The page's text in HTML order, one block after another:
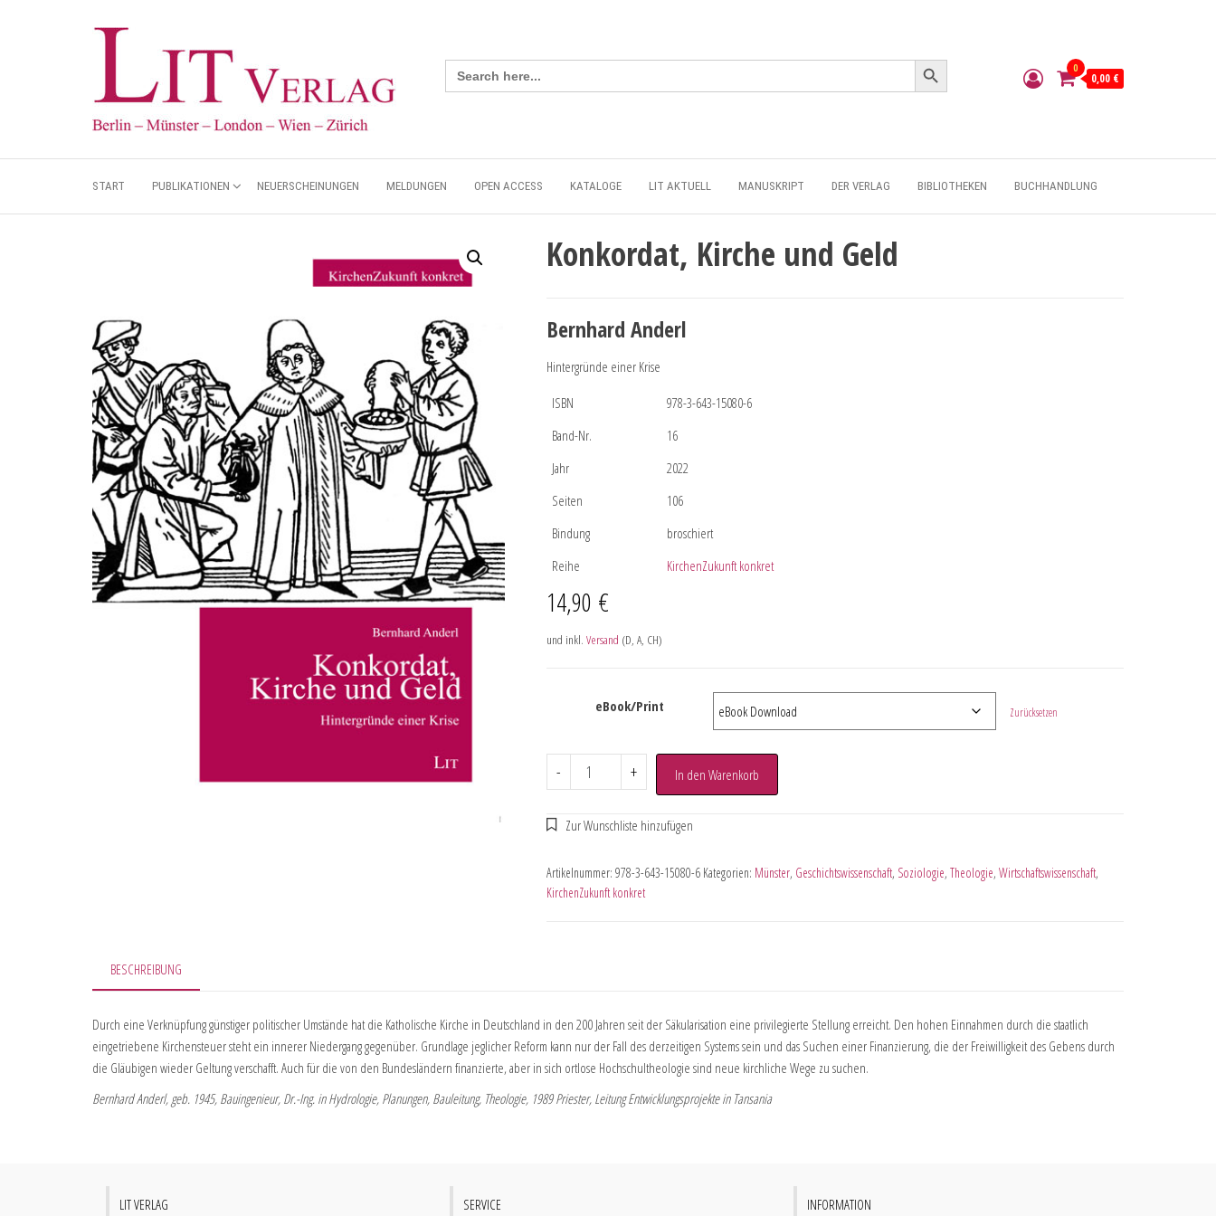
Search
for:
Search Button
0
0,00 €
START PUBLIKATIONEN NEUERSCHEINUNGEN MELDUNGEN OPEN ACCESS KATALOGE LIT AKTUELL MANUSKRIPT DER VERLAG BIBLIOTHEKEN BUCHHANDLUNG
Konkordat, Kirche und Geld
Bernhard Anderl
Hintergründe einer Krise
ISBN
978-3-643-15080-6
Band-Nr.
16
Jahr
2022
Seiten
106
Bindung
broschiert
Reihe
KirchenZukunft konkret
14,90 €
und inkl. Versand (D, A, CH)
eBook/Print Zurücksetzen
- + In den Warenkorb
Artikelnummer: 978-3-643-15080-6 Kategorien: Münster, Geschichtswissenschaft, Soziologie, Theologie, Wirtschaftswissenschaft,
KirchenZukunft konkret
BESCHREIBUNG
Durch eine Verknüpfung günstiger politischer Umstände hat die Katholische Kirche in Deutschland in den 200 Jahren seit der Säkularisation eine privilegierte Stellung erreicht. Den hohen Einnahmen durch die staatlich
eingetriebene Kirchensteuer steht ein innerer Niedergang gegenüber. Grundlage jeglicher Reform kann nur der Fall des derzeitigen Systems sein und das Suchen einer Finanzierung, die der Freiwilligkeit des Gebens durch
die Gläubigen wieder Geltung verschafft. Auch für die von den Bundesländern finanzierte, aber in sich ortlose Hochschultheologie sind neue kirchliche Wege zu suchen.
Bernhard Anderl, geb. 1945, Bauingenieur, Dr.-Ing. in Hydrologie, Planungen, Bauleitung, Theologie, 1989 Priester, Leitung Entwicklungsprojekte in Tansania
LIT VERLAG SERVICE INFORMATION